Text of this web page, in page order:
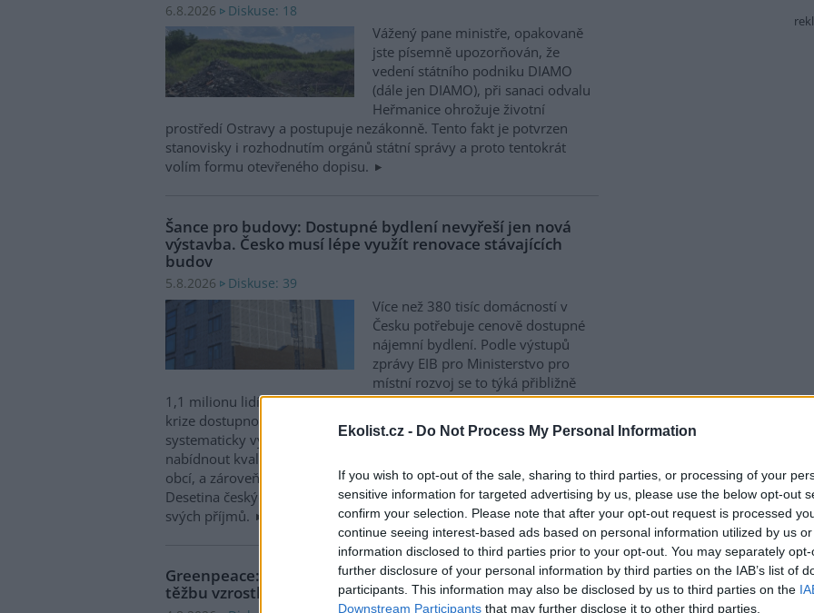
Ekolist.cz - Do Not Process My Personal Information
If you wish to opt-out of the sale, sharing to third parties, or processing of your
sensitive information for targeted advertising by us, please use the below opt-out
confirm your selection. Please note that after your opt-out request is processed
continue seeing interest-based ads based on personal information utilized by us
information disclosed to third parties prior to your opt-out. You may separately
further disclosure of your personal information by third parties on the IAB’s list of
participants. This information may also be disclosed by us to third parties on the
Downstream Participants that may further disclose it to other third parties.
6.8.2026 Diskuse: 18
Vážený pane ministře, opakovaně
jste písemně upozorňován, že
vedení státního podniku DIAMO
(dále jen DIAMO), při sanaci odvalu
Heřmanice ohrožuje životní
prostředí Ostravy a postupuje nezákonně. Tento fakt je potvrzen
stanovisky i rozhodnutím orgánů státní správy a proto tentokrát
volím formu otevřeného dopisu.
Šance pro budovy: Dostupné bydlení nevyřeší jen nová
výstavba. Česko musí lépe využít renovace stávajících
budov
5.8.2026 Diskuse: 39
Více než 380 tisíc domácností v
Česku potřebuje cenově dostupné
nájemní bydlení. Podle výstupů
zprávy EIB pro Ministerstvo pro
místní rozvoj se to týká přibližně
1,1 milionu lidí, tedy zhruba 40 % osob žijících v nájmu. K řešení
krize dostupnosti bydlení je kromě nové výstavby nutné
systematicky využívat také renovace stávajících budov. Ty mohou
nabídnout kvalitní bydlení, například díky využití objektů v centrech
obcí, a zároveň snižovat jeho dlouhodobé provozní náklady.
Desetina českých domácností totiž vydává na bydlení více než 40 %
svých příjmů.
Greenpeace: Podpora moratoria na hlubokomořskou
těžbu vzrostla na 46 států. ČR mezi nimi zatím chybí